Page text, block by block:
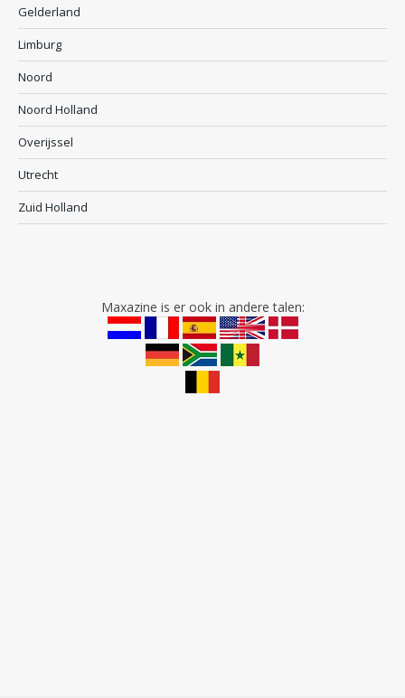
Gelderland
Limburg
Noord
Noord Holland
Overijssel
Utrecht
Zuid Holland
Maxazine is er ook in andere talen: